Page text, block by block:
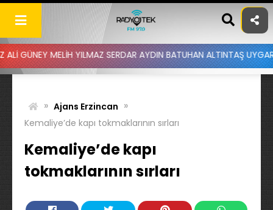
Skip
content
YILMAZ SERDAR AYDIN BATUHAN ALTINTAŞ UYGAR DOĞANAY -
» Ajans Erzincan »
Kemaliye’de kapı tokmaklarının sırları
Kemaliye’de kapı
tokmaklarının sırları